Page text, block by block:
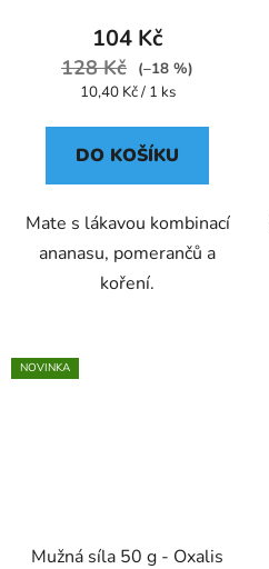
104 Kč
128 Kč
(–18 %)
Měrná
10,40 Kč / 1 ks
DO KOŠÍKU
Mate s lákavou kombinací
ananasu, pomerančů a
koření.
NOVINKA
Mužná síla 50 g - Oxalis